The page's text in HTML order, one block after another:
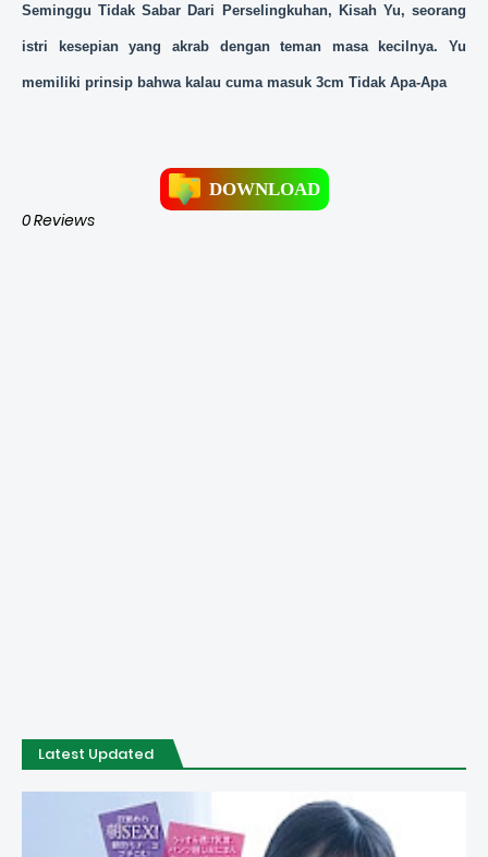
Seminggu Tidak Sabar Dari Perselingkuhan, Kisah Yu, seorang
istri kesepian yang akrab dengan teman masa kecilnya. Yu
memiliki prinsip bahwa kalau cuma masuk 3cm Tidak Apa-Apa
DOWNLOAD
0 Reviews
Latest Updated